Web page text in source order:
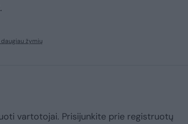
žymių
vartotojai. Prisijunkite prie registruotų